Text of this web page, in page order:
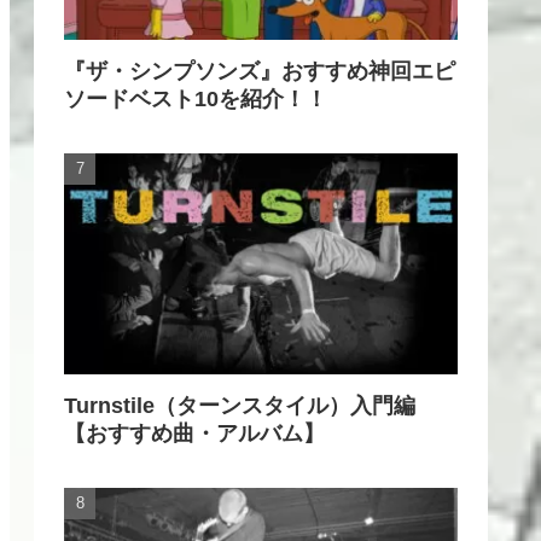
『ザ・シンプソンズ』おすすめ神回エピ
ソードベスト10を紹介！！
Turnstile（ターンスタイル）入門編
【おすすめ曲・アルバム】